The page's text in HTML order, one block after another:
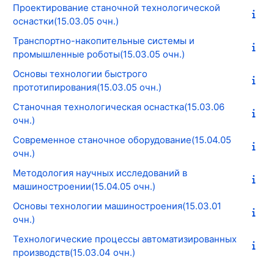
Проектирование станочной технологической
оснастки(15.03.05 очн.)
Транспортно-накопительные системы и
промышленные роботы(15.03.05 очн.)
Основы технологии быстрого
прототипирования(15.03.05 очн.)
Станочная технологическая оснастка(15.03.06
очн.)
Современное станочное оборудование(15.04.05
очн.)
Методология научных исследований в
машиностроении(15.04.05 очн.)
Основы технологии машиностроения(15.03.01
очн.)
Технологические процессы автоматизированных
производств(15.03.04 очн.)